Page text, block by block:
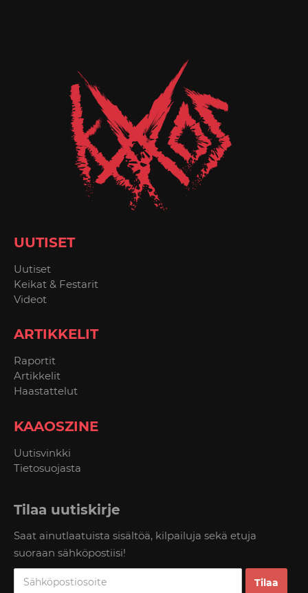
UUTISET
Uutiset
Keikat & Festarit
Videot
ARTIKKELIT
Raportit
Artikkelit
Haastattelut
KAAOSZINE
Uutisvinkki
Tietosuojasta
Tilaa uutiskirje
Saat ainutlaatuista sisältöä, kilpailuja sekä etuja
suoraan sähköpostiisi!